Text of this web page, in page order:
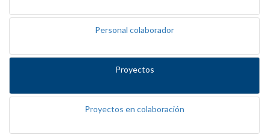
Personal colaborador
Proyectos
Proyectos en colaboración